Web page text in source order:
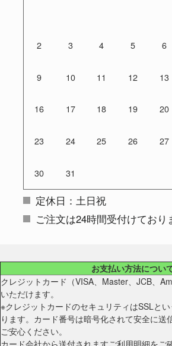
2 3 4 5 6
9 10 11 12 13
16 17 18 19 20
23 24 25 26 27
30 31
定休日：土日祝
ご注文は24時間受付けており
お支払い方法につい
クレジットカード（VISA、Master、JCB、
いただけます。
※クレジットカードのセキュリティはSSLと
ります。カード番号は暗号化されて安全に送
ご安心ください。